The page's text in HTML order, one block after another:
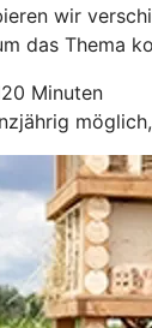
wir
das Thema
Minuten